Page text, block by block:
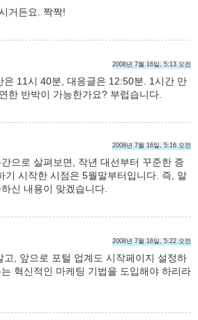
거든요. 짝짝!
2008년 7월 16일, 5:13 오전
은 11시 40분, 대응글은 12:50분. 1시간 만
한 반박이 가능한가요? 부럽습니다.
2008년 7월 16일, 5:16 오전
으로 살펴보면, 작년 대선부터 꾸준한 증
기 시작한 시점은 5월말부터입니다. 즉, 알
신 내용이 맞겠습니다.
2008년 7월 16일, 5:22 오전
, 앞으로 포털 업계도 시작페이지 설정하
혁신적인 마케팅 기법을 도입해야 하리라